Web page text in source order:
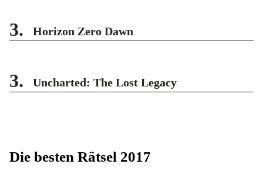
3. Horizon Zero Dawn
3. Uncharted: The Lost Legacy
Die besten Rätsel 2017